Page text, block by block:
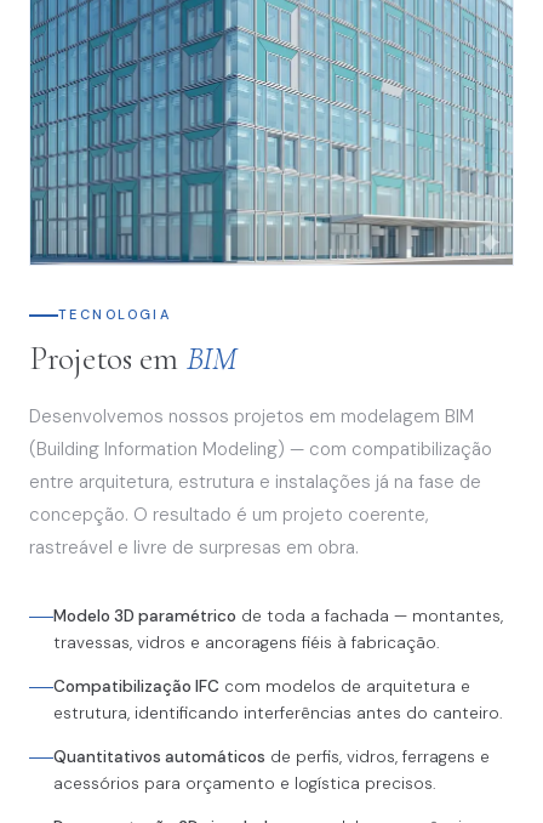
TECNOLOGIA
Projetos em BIM
Desenvolvemos nossos projetos em modelagem BIM
(Building Information Modeling) — com compatibilização
entre arquitetura, estrutura e instalações já na fase de
concepção. O resultado é um projeto coerente,
rastreável e livre de surpresas em obra.
Modelo 3D paramétrico de toda a fachada — montantes,
travessas, vidros e ancoragens fiéis à fabricação.
Compatibilização IFC com modelos de arquitetura e
estrutura, identificando interferências antes do canteiro.
Quantitativos automáticos de perfis, vidros, ferragens e
acessórios para orçamento e logística precisos.